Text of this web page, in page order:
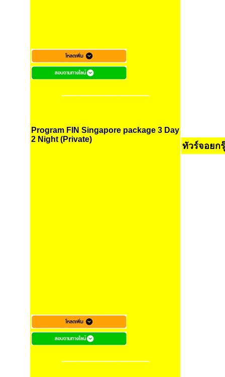
-----------------------------------
Program FIN Singapore package 3 Day
2 Night (Private)
-----------------------------------
ทัวร์จอยก